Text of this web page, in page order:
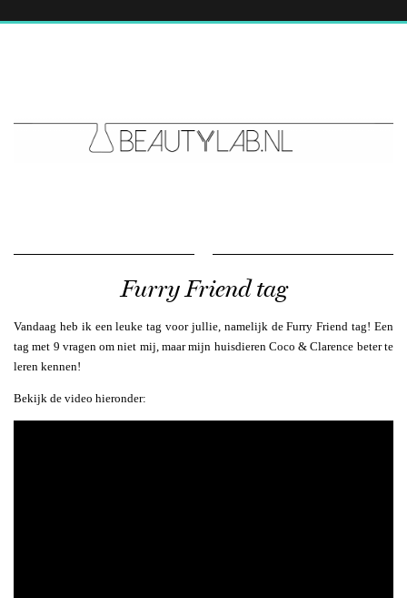
Furry Friend tag
Vandaag heb ik een leuke tag voor jullie, namelijk de Furry Friend tag! Een
tag met 9 vragen om niet mij, maar mijn huisdieren Coco & Clarence beter te
leren kennen!
Bekijk de video hieronder: